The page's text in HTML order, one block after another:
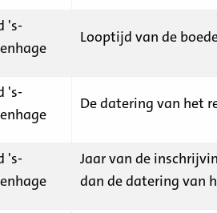
's-
Looptijd van de
's-
De datering van het
's-
Jaar van de
dan de datering van